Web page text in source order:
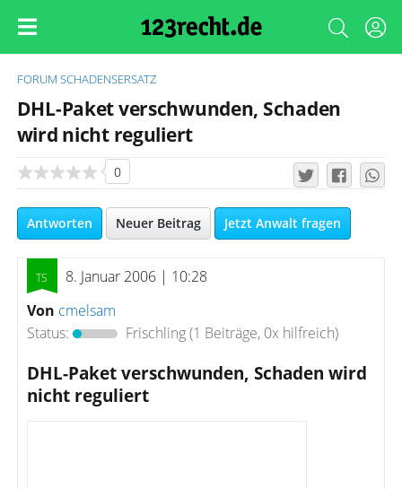
FORUM SCHADENSERSATZ
DHL-Paket verschwunden, Schaden
wird nicht reguliert
0
Antworten Neuer Beitrag Jetzt Anwalt fragen
8. Januar 2006 | 10:28
Von cmelsam
Status:
Frischling(1 Beiträge, 0x hilfreich)
DHL-Paket verschwunden, Schaden wird
nicht reguliert